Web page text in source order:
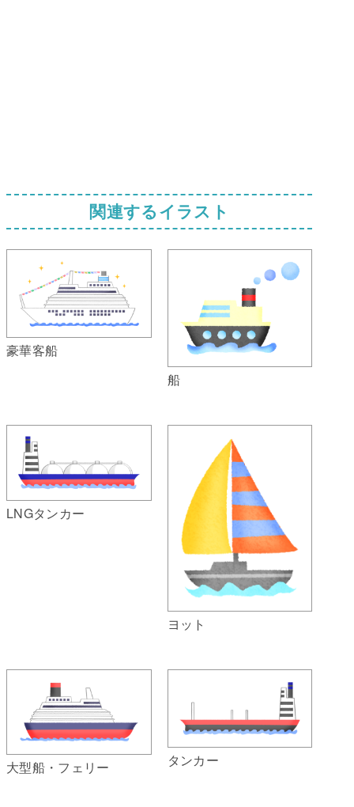
関連するイラスト
豪華客船
船
LNGタンカー
ヨット
大型船・フェリー タンカー